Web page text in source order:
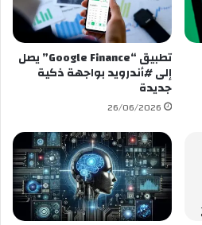
‏تطبيق “Google Finance” يصل
إلى ⁧‫#أندرويد‬⁩ بواجهة ذكية
جديدة
26/06/2026